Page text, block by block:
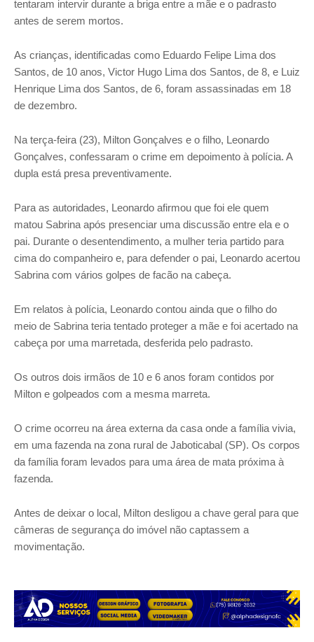
tentaram intervir durante a briga entre a mãe e o padrasto
antes de serem mortos.
As crianças, identificadas como Eduardo Felipe Lima dos
Santos, de 10 anos, Victor Hugo Lima dos Santos, de 8, e Luiz
Henrique Lima dos Santos, de 6, foram assassinadas em 18
de dezembro.
Na terça-feira (23), Milton Gonçalves e o filho, Leonardo
Gonçalves, confessaram o crime em depoimento à polícia. A
dupla está presa preventivamente.
Para as autoridades, Leonardo afirmou que foi ele quem
matou Sabrina após presenciar uma discussão entre ela e o
pai. Durante o desentendimento, a mulher teria partido para
cima do companheiro e, para defender o pai, Leonardo acertou
Sabrina com vários golpes de facão na cabeça.
Em relatos à polícia, Leonardo contou ainda que o filho do
meio de Sabrina teria tentado proteger a mãe e foi acertado na
cabeça por uma marretada, desferida pelo padrasto.
Os outros dois irmãos de 10 e 6 anos foram contidos por
Milton e golpeados com a mesma marreta.
O crime ocorreu na área externa da casa onde a família vivia,
em uma fazenda na zona rural de Jaboticabal (SP). Os corpos
da família foram levados para uma área de mata próxima à
fazenda.
Antes de deixar o local, Milton desligou a chave geral para que
câmeras de segurança do imóvel não captassem a
movimentação.